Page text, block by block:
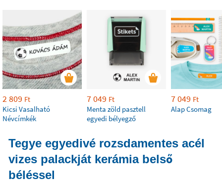
2 809 Ft
Kicsi Vasalható
Névcímkék
7 049 Ft
Menta zöld pasztell
egyedi bélyegző
7 049 Ft
Alap Csomag
Tegye egyedivé rozsdamentes acél
vizes palackját kerámia belső
béléssel